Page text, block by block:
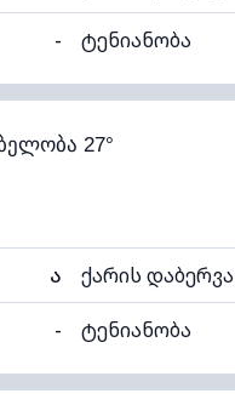
- ტენიანობა
85% (კომფორტული) ღრუბლიანობა
20°C ხილვადობა
27°
ა ქარის დაბერვა
- ტენიანობა
80% (კომფორტული) ღრუბლიანობა